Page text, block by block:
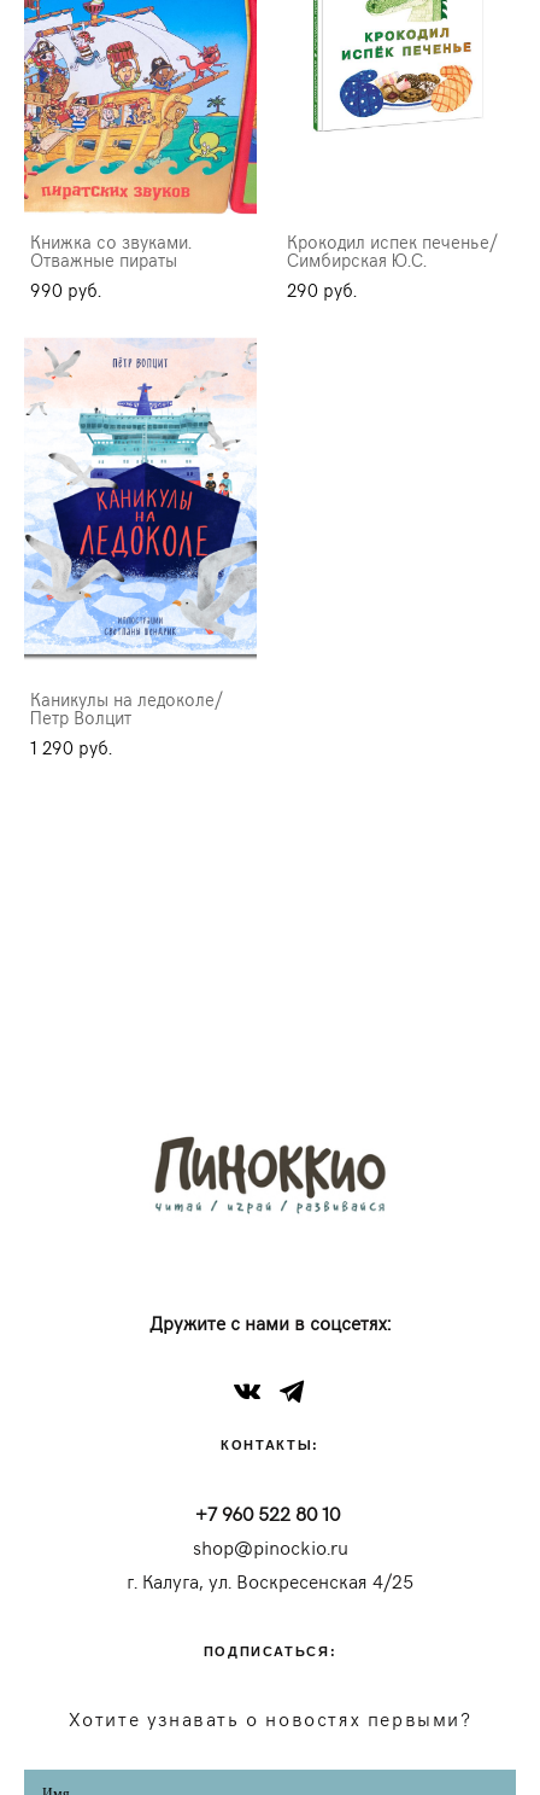
Книжка со звуками.
Отважные пираты
990 pуб.
Крокодил испек печенье/
Симбирская Ю.С.
290 pуб.
Каникулы на ледоколе/
Петр Волцит
1 290 pуб.
Дружите с нами в соцсетях:
КОНТАКТЫ:
+7 960 522 80 10
shop@pinockio.ru
г. Калуга, ул. Воскресенская 4/25
ПОДПИСАТЬСЯ:
Хотите узнавать о новостях первыми?